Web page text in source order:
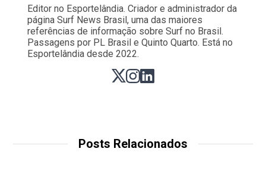
Editor no Esportelândia. Criador e administrador da
página Surf News Brasil, uma das maiores
referências de informação sobre Surf no Brasil.
Passagens por PL Brasil e Quinto Quarto. Está no
Esportelândia desde 2022.
Posts Relacionados